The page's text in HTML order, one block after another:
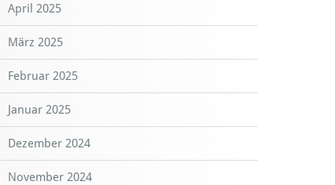
April 2025
März 2025
Februar 2025
Januar 2025
Dezember 2024
November 2024